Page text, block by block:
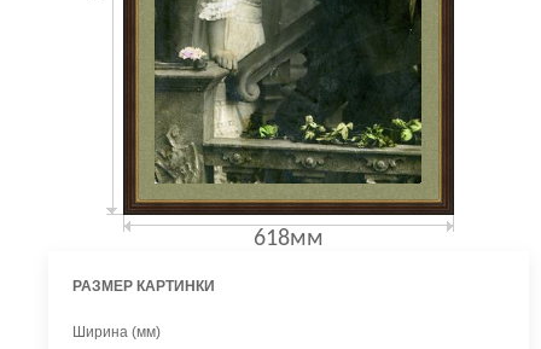
618мм
РАЗМЕР КАРТИНКИ
Ширина (мм)